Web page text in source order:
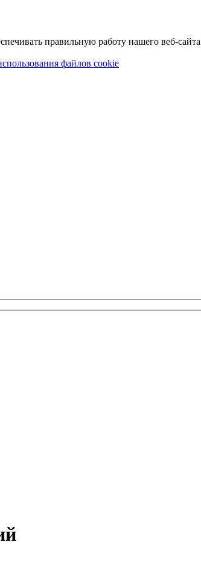
правильную работу нашего веб-сайта
файлов cookie